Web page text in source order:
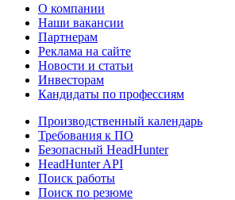
О компании
Наши вакансии
Партнерам
Реклама на сайте
Новости и статьи
Инвесторам
Кандидаты по профессиям
Производственный календарь
Требования к ПО
Безопасный HeadHunter
HeadHunter API
Поиск работы
Поиск по резюме